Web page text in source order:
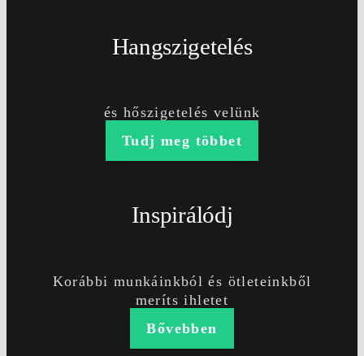
Hangszigetelés
és hőszigetelés velünk
Tudj meg többet
Inspirálódj
Korábbi munkáinkból és ötleteinkből
meríts ihletet
Bővebben